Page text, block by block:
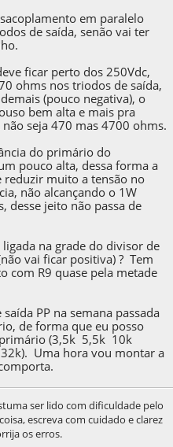
em paralelo
de saída, senão vai ter
ficar perto dos 250Vdc,
ohms nos triodos de saída,
(pouco negativa), o
bem alta e mais pra
seja 470 mas 4700 ohms.
do primário do
pouco alta, dessa forma a
reduzir muito a tensão no
não alcançando o 1W
desse jeito não passa de
na grade do divisor de
vai ficar positiva) ? Tem
com R9 quase pela metade
PP na semana passada
de forma que eu posso
(3,5k 5,5k 10k
Uma hora vou montar a
ser lido com dificuldade pelo
escreva com cuidado e clarez
os erros.